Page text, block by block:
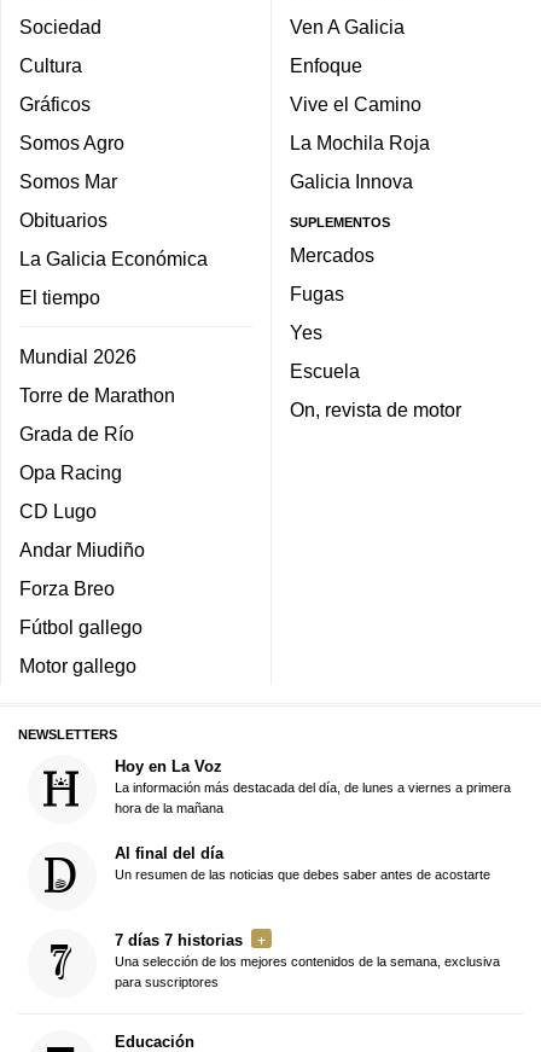
Sociedad
Cultura
Gráficos
Somos Agro
Somos Mar
Obituarios
La Galicia Económica
El tiempo
Mundial 2026
Torre de Marathon
Grada de Río
Opa Racing
CD Lugo
Andar Miudiño
Forza Breo
Fútbol gallego
Motor gallego
Ven A Galicia
Enfoque
Vive el Camino
La Mochila Roja
Galicia Innova
SUPLEMENTOS
Mercados
Fugas
Yes
Escuela
On, revista de motor
NEWSLETTERS
Hoy en La Voz
La información más destacada del día, de lunes a viernes a primera
hora de la mañana
Al final del día
Un resumen de las noticias que debes saber antes de acostarte
7 días 7 historias
Una selección de los mejores contenidos de la semana, exclusiva
para suscriptores
Educación